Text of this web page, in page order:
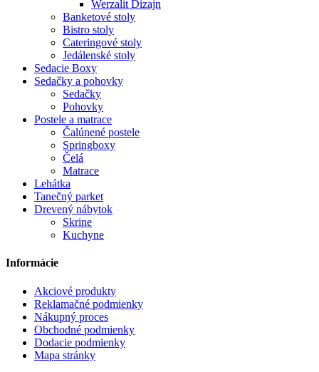
Werzalit Dizajn
Banketové stoly
Bistro stoly
Cateringové stoly
Jedálenské stoly
Sedacie Boxy
Sedačky a pohovky
Sedačky
Pohovky
Postele a matrace
Čalúnené postele
Springboxy
Čelá
Matrace
Lehátka
Tanečný parket
Drevený nábytok
Skrine
Kuchyne
Informácie
Akciové produkty
Reklamačné podmienky
Nákupný proces
Obchodné podmienky
Dodacie podmienky
Mapa stránky